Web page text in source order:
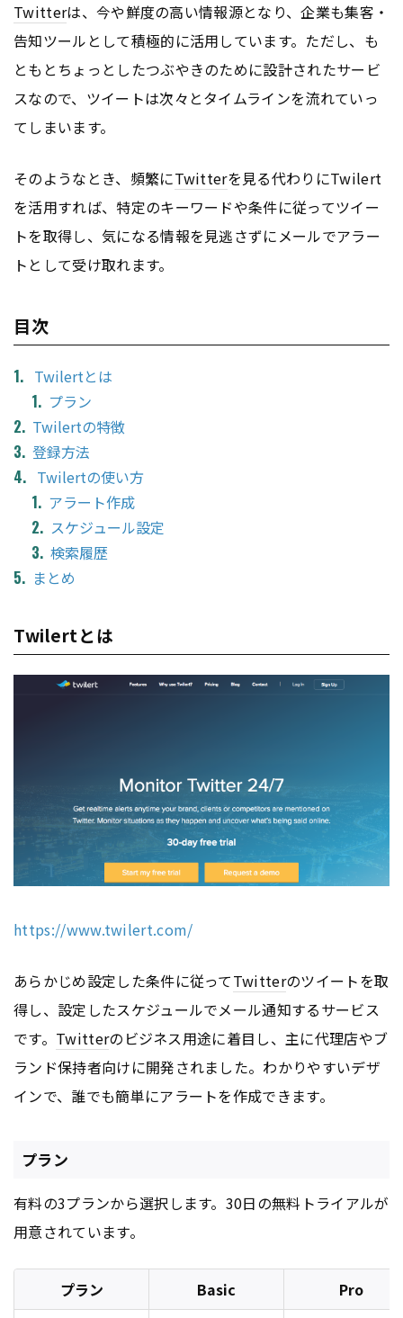
Twitterは、今や鮮度の高い情報源となり、企業も集客・
告知ツールとして積極的に活用しています。ただし、も
ともとちょっとしたつぶやきのために設計されたサービ
スなので、ツイートは次々とタイムラインを流れていっ
てしまいます。
そのようなとき、頻繁にTwitterを見る代わりにTwilert
を活用すれば、特定のキーワードや条件に従ってツイー
トを取得し、気になる情報を見逃さずにメールでアラー
トとして受け取れます。
目次
Twilertとは
プラン
Twilertの特徴
登録方法
Twilertの使い方
アラート作成
スケジュール設定
検索履歴
まとめ
Twilertとは
https://www.twilert.com/
あらかじめ設定した条件に従ってTwitterのツイートを取
得し、設定したスケジュールでメール通知するサービス
です。 Twitterのビジネス用途に着目し、主に代理店やブ
ランド保持者向けに開発されました。わかりやすいデザ
インで、誰でも簡単にアラートを作成できます。
プラン
有料の3プランから選択します。30日の無料トライアルが
用意されています。
プラン Basic
Pro